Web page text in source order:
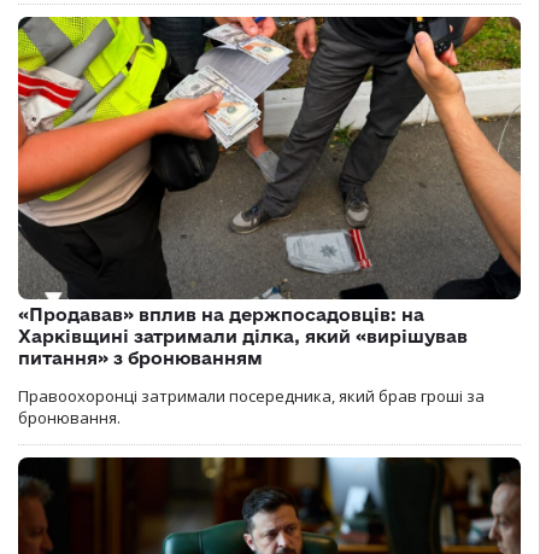
«Продавав» вплив на держпосадовців: на
Харківщині затримали ділка, який «вирішував
питання» з бронюванням
Правоохоронці затримали посередника, який брав гроші за
бронювання.